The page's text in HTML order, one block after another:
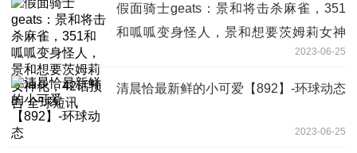
假面骑士geats：景和将击杀麻雀，351
和呱呱变身怪人，景和想要茨姆莉女神
2023-06-25
清晨恰最新鲜的小可爱【892】-环球动态
2023-06-25